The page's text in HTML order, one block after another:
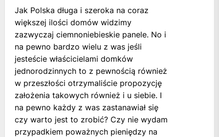
Jak Polska długa i szeroka na coraz
większej ilości domów widzimy
zazwyczaj ciemnoniebieskie panele. No i
na pewno bardzo wielu z was jeśli
jesteście właścicielami domków
jednorodzinnych to z pewnością również
w przeszłości otrzymaliście propozycję
założenia takowych również i u siebie. I
na pewno każdy z was zastanawiał się
czy warto jest to zrobić? Czy nie wydam
przypadkiem poważnych pieniędzy na